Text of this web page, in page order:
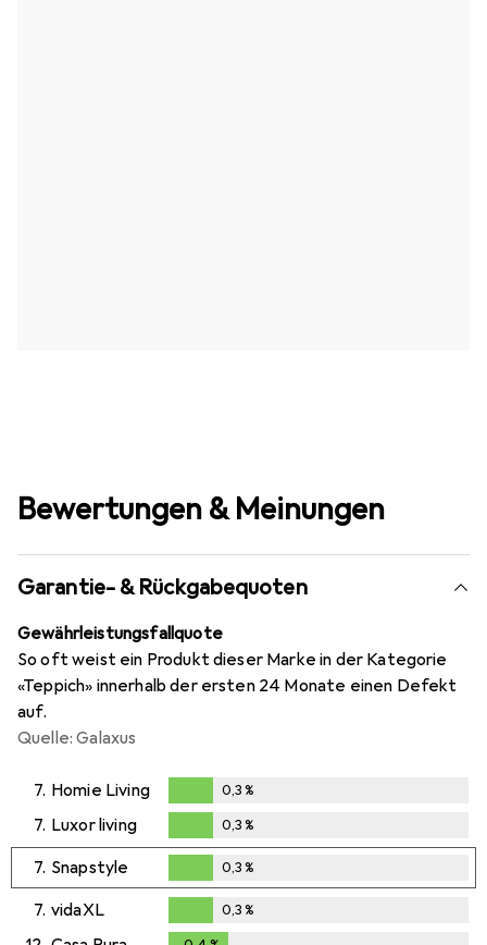
Bewertungen & Meinungen
Garantie- & Rückgabequoten
Gewährleistungsfallquote
So oft weist ein Produkt dieser Marke in der Kategorie
«Teppich» innerhalb der ersten 24 Monate einen Defekt
auf.
Quelle: Galaxus
7. Homie Living
0,3%
0,3%
7. Luxor living
0,3%
0,3%
7. Snapstyle
0,3%
0,3%
7. vidaXL
0,3%
0,3%